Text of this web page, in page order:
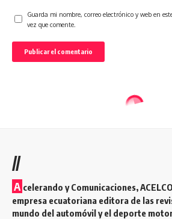
Guarda mi nombre, correo electrónico y web en
vez que comente.
//
A celerando y Comunicaciones,
empresa ecuatoriana editora de las
mundo del automóvil y el deporte